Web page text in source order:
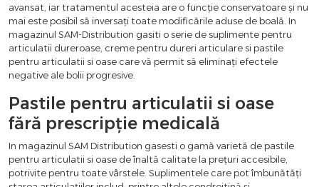
avansat, iar tratamentul acesteia are o funcție conservatoare și nu
mai este posibil să inversați toate modificările aduse de boală. In
magazinul SAM-Distribution gasiti o serie de suplimente pentru
articulatii dureroase, creme pentru dureri articulare si pastile
pentru articulatii si oase care vă permit să eliminați efectele
negative ale bolii progresive.
Pastile pentru articulatii si oase
fără prescripție medicală
In magazinul SAM Distribution gasesti o gamă varietă de pastile
pentru articulatii si oase de înaltă calitate la prețuri accesibile,
potrivite pentru toate vârstele. Suplimentele care pot îmbunătăți